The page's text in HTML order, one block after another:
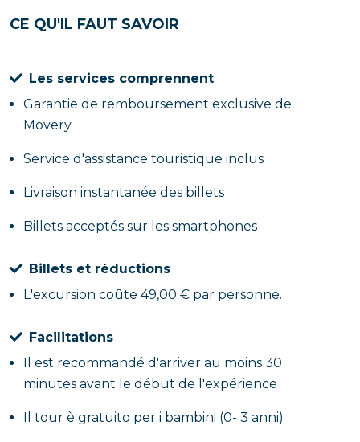
CE QU'IL FAUT SAVOIR
Les services comprennent
Garantie de remboursement exclusive de
Movery
Service d'assistance touristique inclus
Livraison instantanée des billets
Billets acceptés sur les smartphones
Billets et réductions
L'excursion coûte 49,00 € par personne.
Facilitations
Il est recommandé d'arriver au moins 30
minutes avant le début de l'expérience
Il tour è gratuito per i bambini (0- 3 anni)